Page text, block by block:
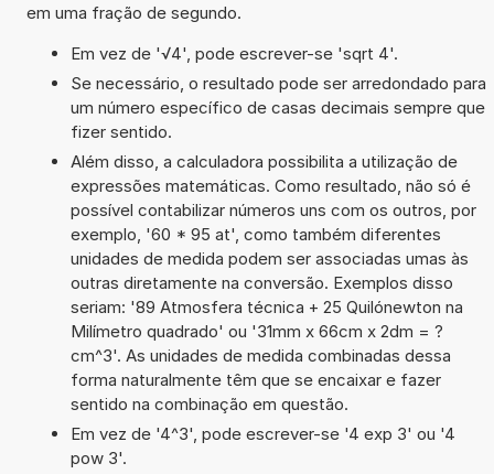
em uma fração de segundo.
Em vez de '√4', pode escrever-se 'sqrt 4'.
Se necessário, o resultado pode ser arredondado para
um número específico de casas decimais sempre que
fizer sentido.
Além disso, a calculadora possibilita a utilização de
expressões matemáticas. Como resultado, não só é
possível contabilizar números uns com os outros, por
exemplo, '60 * 95 at', como também diferentes
unidades de medida podem ser associadas umas às
outras diretamente na conversão. Exemplos disso
seriam: '89 Atmosfera técnica + 25 Quilónewton na
Milímetro quadrado' ou '31mm x 66cm x 2dm = ?
cm^3'. As unidades de medida combinadas dessa
forma naturalmente têm que se encaixar e fazer
sentido na combinação em questão.
Em vez de '4^3', pode escrever-se '4 exp 3' ou '4
pow 3'.